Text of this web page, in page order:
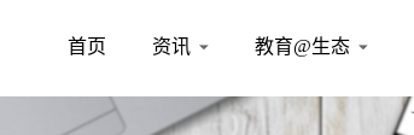
首页 资讯 教育@生态